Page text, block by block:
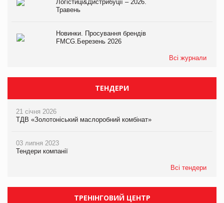
Логістиці&Дистрибуції – 2026.
Травень
Новинки. Просування брендів
FMCG.Березень 2026
Всі журнали
ТЕНДЕРИ
21 січня 2026
ТДВ «Золотоніський маслоробний комбінат»
03 липня 2023
Тендери компанії
Всі тендери
ТРЕНІНГОВИЙ ЦЕНТР